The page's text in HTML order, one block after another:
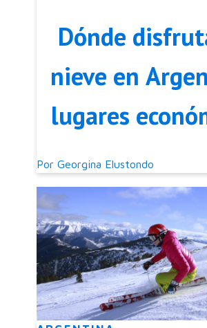
Dónde
nieve en
lugares
para esquiar
divertirse
Por Georgina Elustondo